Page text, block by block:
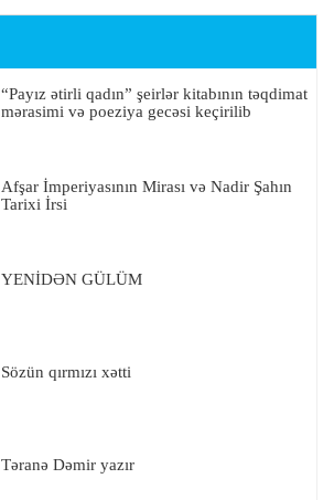
“Payız ətirli qadın” şeirlər kitabının təqdimat
mərasimi və poeziya gecəsi keçirilib
Afşar İmperiyasının Mirası və Nadir Şahın
Tarixi İrsi
YENİDƏN GÜLÜM
Sözün qırmızı xətti
Təranə Dəmir yazır